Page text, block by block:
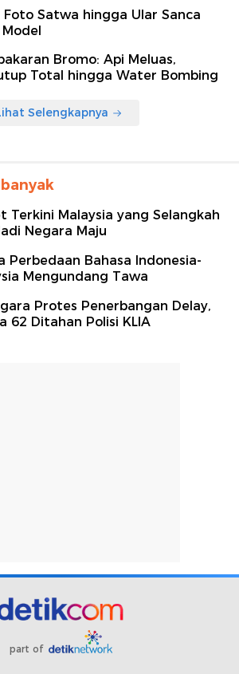
Satwa hingga Ular Sanca
Bromo: Api Meluas,
Total hingga Water Bombing
Selengkapnya
Terkini Malaysia yang Selangkah
Negara Maju
Perbedaan Bahasa Indonesia-
Mengundang Tawa
Protes Penerbangan Delay,
62 Ditahan Polisi KLIA
part of